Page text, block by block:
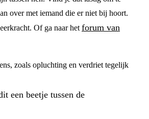
over met iemand die er niet bij hoort.
Of ga naar het forum van
zoals opluchting en verdriet tegelijk
een beetje tussen de